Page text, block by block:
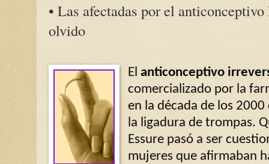
• Las afectadas por el
olvido
El anticonceptivo
comercializado por la
en la década de los
la ligadura de trompas.
Essure pasó a ser
mujeres que afirmaban